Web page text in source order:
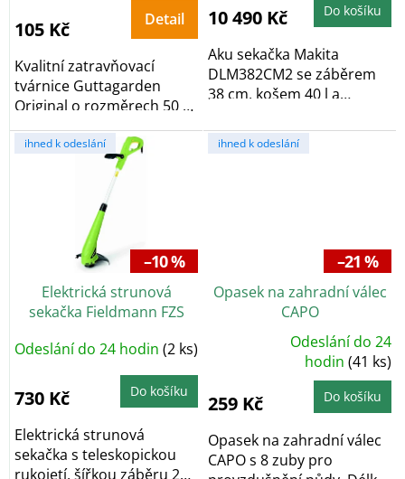
z
5
105 Kč Detail
Kvalitní zatravňovací
tvárnice Guttagarden
Original o rozměrech 50 x
50 x 6 cm nabízí...
10 490 Kč Do košíku
Aku sekačka Makita
DLM382CM2 se záběrem
38 cm, košem 40 l a
výšky...
ihned k odeslání
–10 %
Elektrická strunová
sekačka Fieldmann FZS
Odeslání do 24 hodin (2 ks)
730 Kč Do košíku
Elektrická strunová
sekačka s teleskopickou
rukojetí, šířkou záběru 25
ihned k odeslání
–21 %
Opasek na zahradní válec
CAPO
5,0
z
5
Odeslání do 24
hodin(41 ks)
259 Kč Do košíku
Opasek na zahradní válec
CAPO s 8 zuby pro